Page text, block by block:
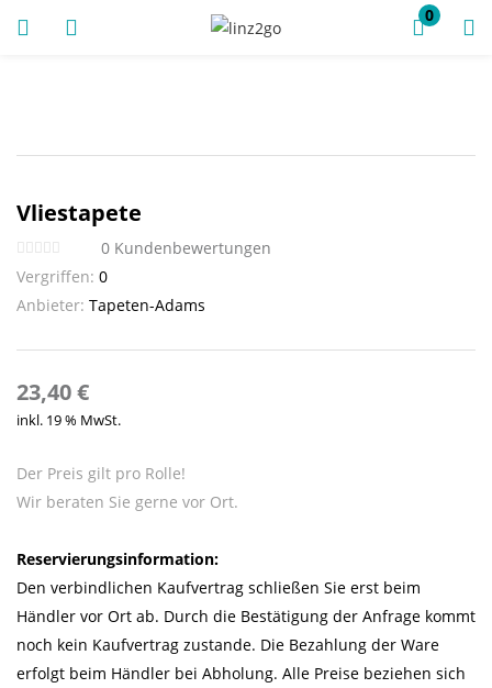
0
ANMELDUNG
Geben Sie Ihren Benutzernamen und Ihr Passwort ein, um
sich anzumelden.
Passwort vergessen?
Vliestapete
0 Kundenbewertungen
Vergriffen: 0
Anbieter: Tapeten-Adams
23,40€
inkl. 19 % MwSt.
Der Preis gilt pro Rolle!
Wir beraten Sie gerne vor Ort.
Reservierungsinformation:
Den verbindlichen Kaufvertrag schließen Sie erst beim
Händler vor Ort ab. Durch die Bestätigung der Anfrage kommt
noch kein Kaufvertrag zustande. Die Bezahlung der Ware
erfolgt beim Händler bei Abholung. Alle Preise beziehen sich